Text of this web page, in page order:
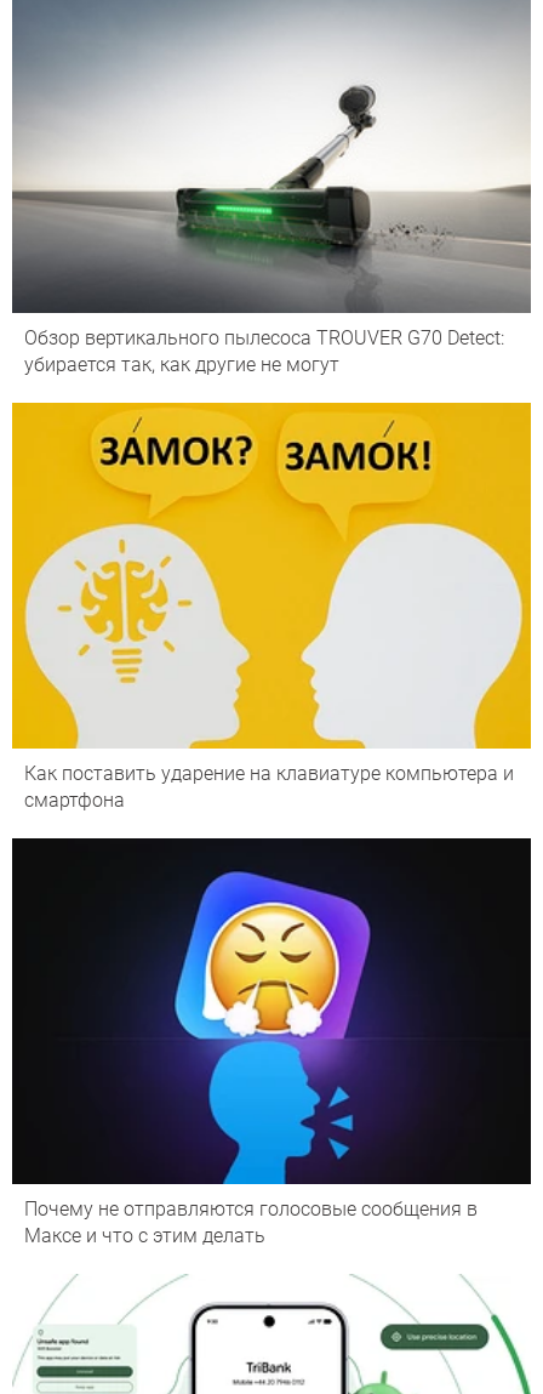
Обзор вертикального пылесоса TROUVER G70 Detect:
убирается так, как другие не могут
Как поставить ударение на клавиатуре компьютера и
смартфона
Почему не отправляются голосовые сообщения в
Максе и что с этим делать